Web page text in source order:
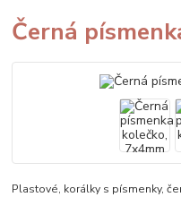
Černá
Plastové, korálky s písmenky,